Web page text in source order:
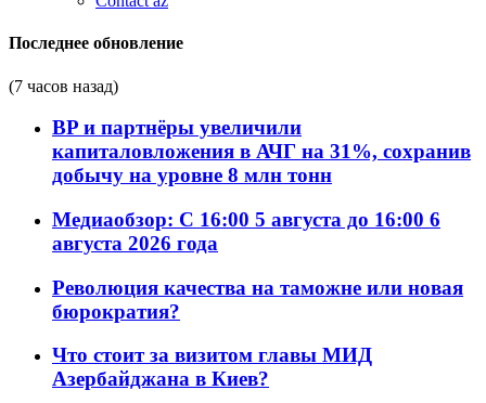
Последнее обновление
(7 часов назад)
BP и партнёры увеличили
капиталовложения в АЧГ на 31%, сохранив
добычу на уровне 8 млн тонн
Медиаобзор: С 16:00 5 августа до 16:00 6
августа 2026 года
Революция качества на таможне или новая
бюрократия?
Что стоит за визитом главы МИД
Азербайджана в Киев?